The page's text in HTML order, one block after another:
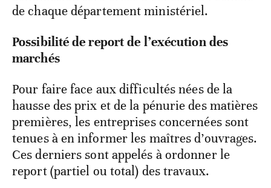
de chaque département ministériel.
Possibilité de report de l’exécution des
marchés
Pour faire face aux difficultés nées de la
hausse des prix et de la pénurie des matières
premières, les entreprises concernées sont
tenues à en informer les maîtres d’ouvrages.
Ces derniers sont appelés à ordonner le
report (partiel ou total) des travaux.